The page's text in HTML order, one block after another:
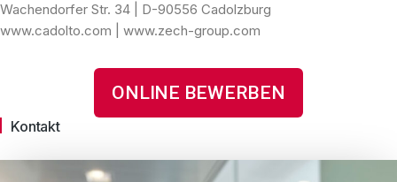
Wachendorfer Str. 34 | D-90556 Cadolzburg
www.cadolto.com | www.zech-group.com
ONLINE BEWERBEN
Kontakt